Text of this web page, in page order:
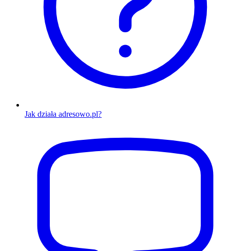
Jak działa adresowo.pl?